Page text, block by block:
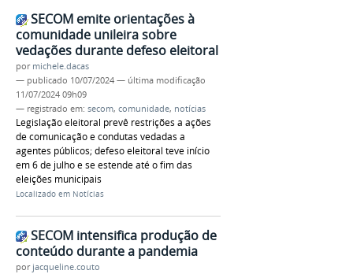
SECOM emite orientações à
comunidade unileira sobre
vedações durante defeso eleitoral
por michele.dacas
— publicado 10/07/2024 — última modificação
11/07/2024 09h09
— registrado em: secom, comunidade, notícias
Legislação eleitoral prevê restrições a ações
de comunicação e condutas vedadas a
agentes públicos; defeso eleitoral teve início
em 6 de julho e se estende até o fim das
eleições municipais
Localizado em Notícias
SECOM intensifica produção de
conteúdo durante a pandemia
por jacqueline.couto